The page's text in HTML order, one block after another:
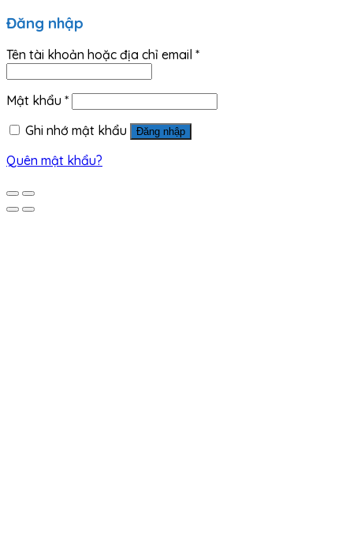
Đăng nhập
Tên tài khoản hoặc địa chỉ email *
Mật khẩu *
Ghi nhớ mật khẩu
Đăng nhập
Quên mật khẩu?